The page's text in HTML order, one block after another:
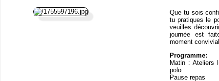
Que tu sois
tu pratiques le
veuilles
journée est
moment
Programme:
Matin : Ateliers
polo
Pause repas